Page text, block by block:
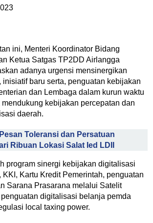
ini, Menteri Koordinator Bidang
Ketua Satgas TP2DD Airlangga
adanya urgensi mensinergikan
inisiatif baru serta, penguatan kebijakan
dan Lembaga dalam kurun waktu
kebijakan percepatan dan
daerah.
Pesan Toleransi dan Persatuan
Ribuan Lokasi Salat Ied LDII
program sinergi kebijakan digitalisasi
KKI, Kartu Kredit Pemerintah, penguatan
Sarana Prasarana melalui Satelit
digitalisasi belanja pemda
local taxing power.